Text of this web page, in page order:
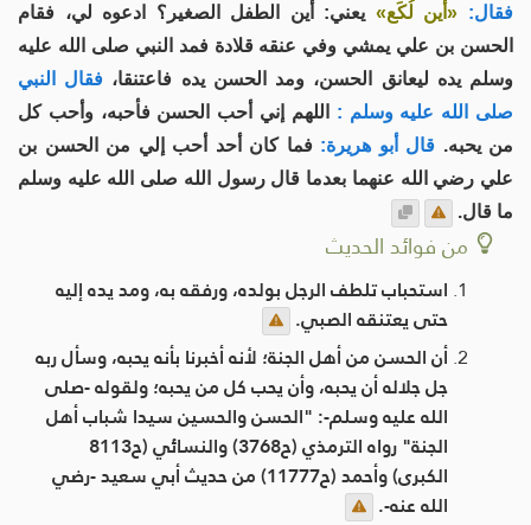
فقال: «أين لُكَع» يعني: أين الطفل الصغير؟ ادعوه لي، فقام
الحسن بن علي يمشي وفي عنقه قلادة فمد النبي صلى الله عليه
وسلم يده ليعانق الحسن، ومد الحسن يده فاعتنقا، فقال النبي
صلى الله عليه وسلم : اللهم إني أحب الحسن فأحبه، وأحب كل
من يحبه. قال أبو هريرة: فما كان أحد أحب إلي من الحسن بن
علي رضي الله عنهما بعدما قال رسول الله صلى الله عليه وسلم
ما قال.
من فوائد الحديث
استحباب تلطف الرجل بولده، ورفقه به، ومد يده إليه
حتى يعتنقه الصبي.
أن الحسن من أهل الجنة؛ لأنه أخبرنا بأنه يحبه، وسأل ربه
جل جلاله أن يحبه، وأن يحب كل من يحبه؛ ولقوله -صلى
الله عليه وسلم-: "الحسن والحسين سيدا شباب أهل
الجنة" رواه الترمذي (ح3768) والنسائي (ح8113
الكبرى) وأحمد (ح11777) من حديث أبي سعيد -رضي
الله عنه-.